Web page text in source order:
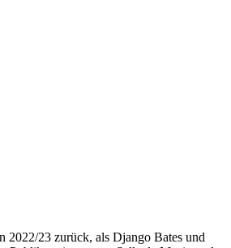
2022/23 zurück, als Django Bates und